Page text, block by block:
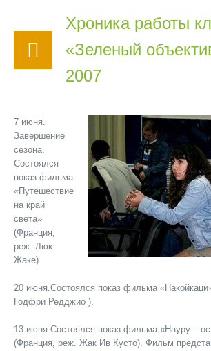
Хроника работы
«Зеленый
2007
7 июня.
Завершение
сезона.
Состоялся
показ фильма
«Путешествие
на край
света»
(Франция,
реж. Люк
Жаке).
20 июня.Состоялся показ фильма
Годфри Редджио ).
13 июня.Состоялся показ фильма «Науру –
(Франция, реж. Жак Ив Кусто). Фильм